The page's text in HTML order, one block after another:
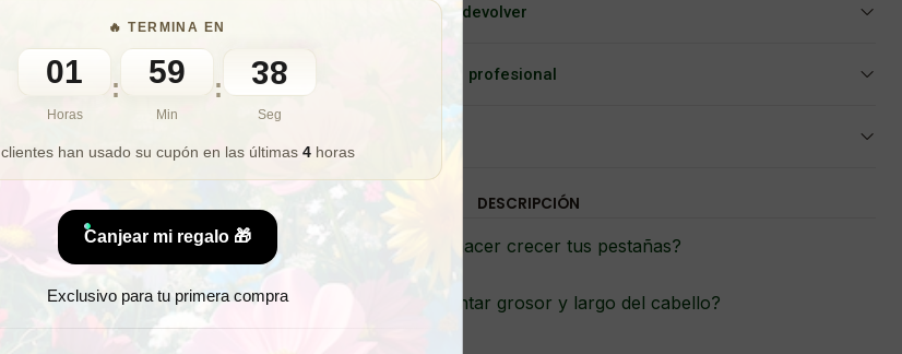
🔥 TERMINA EN
01
Horas
: 59
Min
:
36
Seg
clientes han usado su cupón en las últimas 4 horas
Canjear mi regalo 🎁
Exclusivo para tu primera compra
⏰ Garantía 8 meses para cambiar o devolver
🧑‍💼 Atención al cliente y/o Asesoría profesional
DESCRIPCIÓN
¿Quieres hacer crecer tus pestañas?
¿Deseas aumentar grosor y largo del cabello?